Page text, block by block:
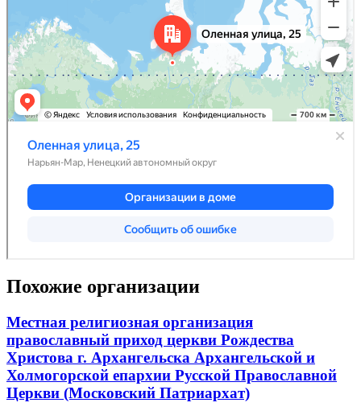
Похожие организации
Местная религиозная организация
православный приход церкви Рождества
Христова г. Архангельска Архангельской и
Холмогорской епархии Русской Православной
Церкви (Московский Патриархат)